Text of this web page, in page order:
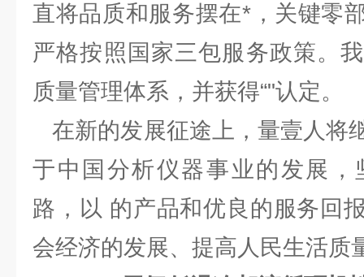
直将品质和服务摆在*，关键零
严格按照国家三包服务政策。
质量管理体系，并获得“"认定。
在新的发展征途上，量壹人将
于中国分析仪器事业的发展，
路，以 的产品和优良的服务回
会经济的发展、提高人民生活质